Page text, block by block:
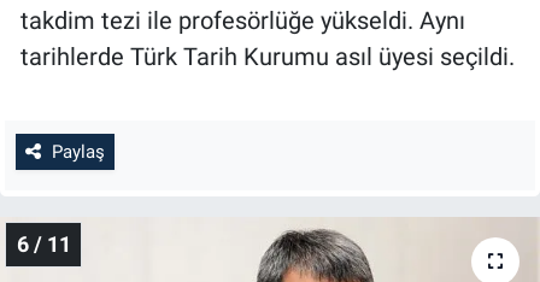
takdim tezi ile profesörlüğe yükseldi. Aynı
tarihlerde Türk Tarih Kurumu asıl üyesi seçildi.
Paylaş
6 / 11